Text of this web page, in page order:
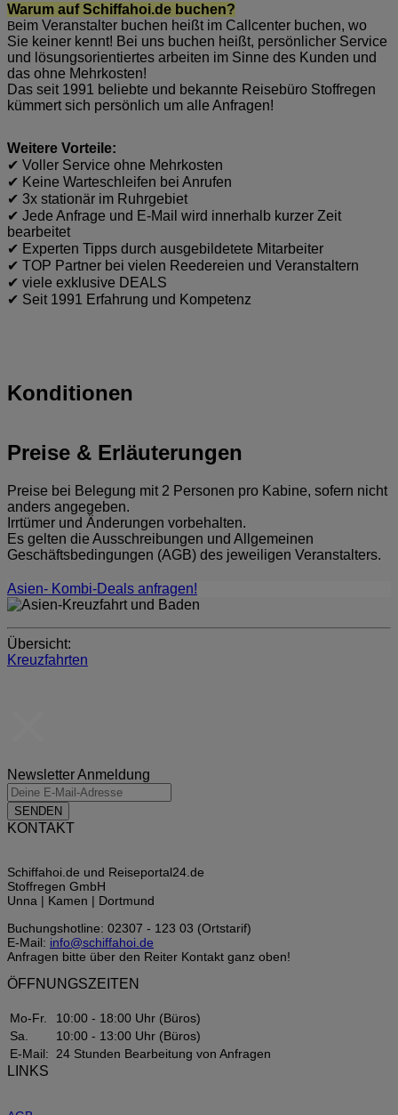
Warum auf Schiffahoi.de buchen?
Beim Veranstalter buchen heißt im Callcenter buchen, wo
Sie keiner kennt! Bei uns buchen heißt, persönlicher Service
und lösungsorientiertes arbeiten im Sinne des Kunden und
das ohne Mehrkosten!
Das seit 1991 beliebte und bekannte Reisebüro Stoffregen
kümmert sich persönlich um alle Anfragen!
Weitere Vorteile:
✔ Voller Service ohne Mehrkosten
✔ Keine Warteschleifen bei Anrufen
✔ 3x stationär im Ruhrgebiet
✔ Jede Anfrage und E-Mail wird innerhalb kurzer Zeit
bearbeitet
✔ Experten Tipps durch ausgebildetete Mitarbeiter
✔ TOP Partner bei vielen Reedereien und Veranstaltern
✔ viele exklusive DEALS
✔ Seit 1991 Erfahrung und Kompetenz
Konditionen
Preise & Erläuterungen
Preise bei Belegung mit 2 Personen pro Kabine, sofern nicht
anders angegeben.
Irrtümer und Änderungen vorbehalten.
Es gelten die Ausschreibungen und Allgemeinen
Geschäftsbedingungen (AGB) des jeweiligen Veranstalters.
Asien- Kombi-Deals anfragen!
Übersicht:
Kreuzfahrten
Newsletter Anmeldung
SENDEN
KONTAKT
Schiffahoi.de und Reiseportal24.de
Stoffregen GmbH
Unna | Kamen | Dortmund
Buchungshotline: 02307 - 123 03 (Ortstarif)
E-Mail: info@schiffahoi.de
Anfragen bitte über den Reiter Kontakt ganz oben!
ÖFFNUNGSZEITEN
Mo-Fr.
10:00 - 18:00 Uhr (Büros)
Sa.
10:00 - 13:00 Uhr (Büros)
E-Mail:
24 Stunden Bearbeitung von Anfragen
LINKS